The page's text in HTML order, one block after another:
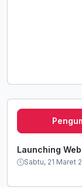
Launching
Sabtu, 21 Maret